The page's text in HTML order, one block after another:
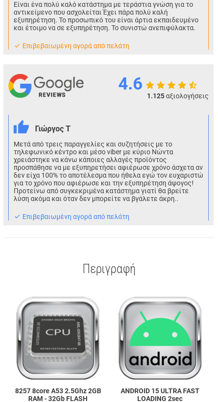
Είναι ένα πολύ καλό κατάστημα με τεράστια γνώση για το
αντικείμενο που ασχολείται Έχει πάρα πολύ καλή
εξυπηρέτηση. Το προσωπικό του είναι άρτια εκπαιδευμένο
και έτοιμο να σε εξυπηρέτηση. Το συνιστώ ανεπιφύλακτα.
Eπιβεβαιωμένη αγορά από πελάτη
4.6
1.125αξιολογήσεις
Γιώργος Τ
Μετά από τρεις παραγγελίες και συζητήσεις με το
τηλεφωνικό κέντρο και μέσο viber με κύριο Νώντα
χρειάστηκε να κάνω κάποιες αλλαγές προϊόντος
προσπάθησε να με εξυπηρετήσει αφιέρωσε χρόνο άσχετα αν
δεν είχα 100% το αποτέλεσμα που ήθελα εγώ τον ευχαριστώ
για το χρόνο που αφιέρωσε και την εξυπηρέτηση άψογος!
Προτείνω από συγκεκριμένα κατάστημα γιατί θα βρείτε
λύση ακόμα και όταν δεν μπορείτε να βγάλετε άκρη..
Eπιβεβαιωμένη αγορά από πελάτη
Περιγραφή
8257 8core A53 2.5Ghz 2GB
RAM - 32Gb FLASH
ANDROID 15 ULTRA FAST
LOADING 2sec